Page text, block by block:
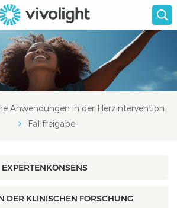
Anwendungen in der Herzintervention
Fallfreigabe
EXPERTENKONSENS
DER KLINISCHEN FORSCHUNG